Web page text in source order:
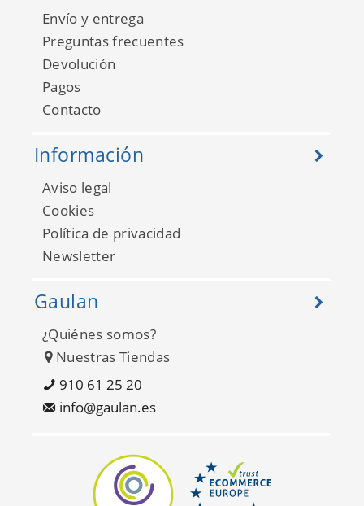
Envío y entrega
Preguntas frecuentes
Devolución
Pagos
Contacto
Información
Aviso legal
Cookies
Política de privacidad
Newsletter
Gaulan
¿Quiénes somos?
Nuestras Tiendas
910 61 25 20
info@gaulan.es